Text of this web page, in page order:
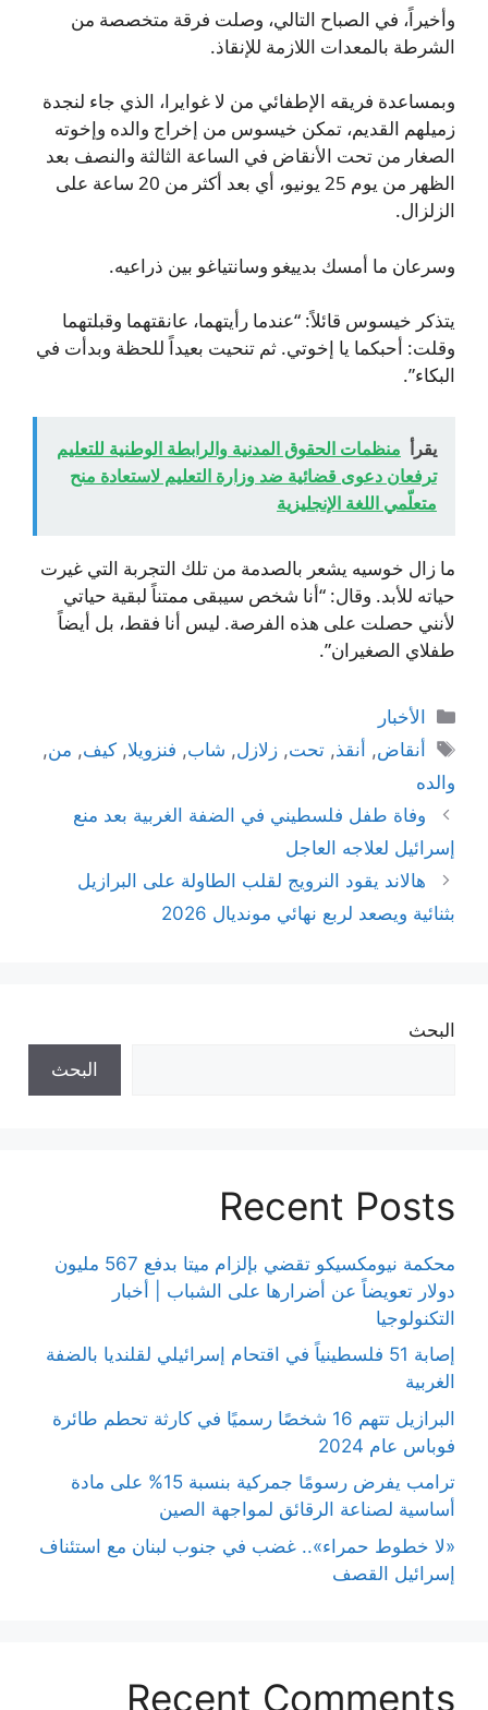
وأخيراً، في الصباح التالي، وصلت فرقة متخصصة من
الشرطة بالمعدات اللازمة للإنقاذ.
وبمساعدة فريقه الإطفائي من لا غوايرا، الذي جاء لنجدة
زميلهم القديم، تمكن خيسوس من إخراج والده وإخوته
الصغار من تحت الأنقاض في الساعة الثالثة والنصف بعد
الظهر من يوم 25 يونيو، أي بعد أكثر من 20 ساعة على
الزلزال.
وسرعان ما أمسك بدييغو وسانتياغو بين ذراعيه.
يتذكر خيسوس قائلاً: “عندما رأيتهما، عانقتهما وقبلتهما
وقلت: أحبكما يا إخوتي. ثم تنحيت بعيداً للحظة وبدأت في
البكاء”.
يقرأ منظمات الحقوق المدنية والرابطة الوطنية للتعليم
ترفعان دعوى قضائية ضد وزارة التعليم لاستعادة منح
متعلّمي اللغة الإنجليزية
ما زال خوسيه يشعر بالصدمة من تلك التجربة التي غيرت
حياته للأبد. وقال: “أنا شخص سيبقى ممتناً لبقية حياتي
لأنني حصلت على هذه الفرصة. ليس أنا فقط، بل أيضاً
طفلاي الصغيران”.
التصنيفات
الأخبار
الوسوم
أنقاض, أنقذ,تحت,زلازل, شاب, فنزويلا,كيف, من,
والده
وفاة طفل فلسطيني في الضفة الغربية بعد منع
إسرائيل لعلاجه العاجل
هالاند يقود النرويج لقلب الطاولة على البرازيل
بثنائية ويصعد لربع نهائي مونديال 2026
البحث
البحث
Recent Posts
محكمة نيومكسيكو تقضي بإلزام ميتا بدفع 567 مليون
دولار تعويضاً عن أضرارها على الشباب | أخبار
التكنولوجيا
إصابة 51 فلسطينياً في اقتحام إسرائيلي لقلنديا بالضفة
الغربية
البرازيل تتهم 16 شخصًا رسميًا في كارثة تحطم طائرة
فوباس عام 2024
ترامب يفرض رسومًا جمركية بنسبة 15% على مادة
أساسية لصناعة الرقائق لمواجهة الصين
«لا خطوط حمراء».. غضب في جنوب لبنان مع استئناف
إسرائيل القصف
Recent Comments